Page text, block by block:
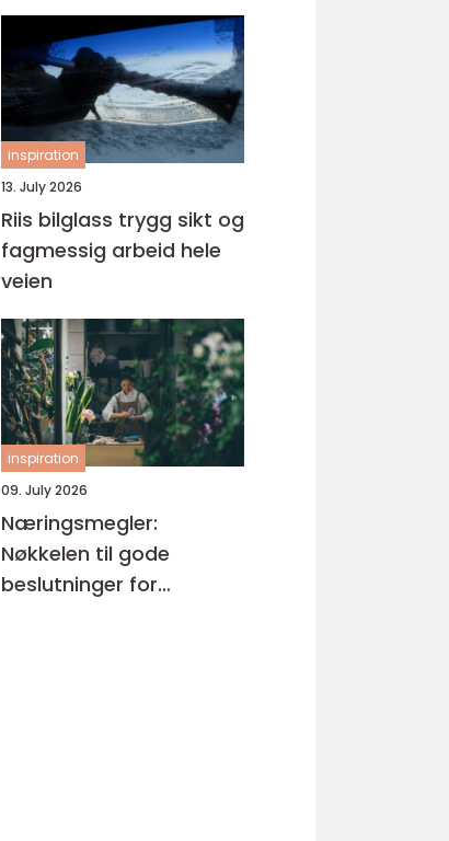
inspiration
13. July 2026
Riis bilglass trygg sikt og
fagmessig arbeid hele
veien
inspiration
09. July 2026
Næringsmegler:
Nøkkelen til gode
beslutninger for